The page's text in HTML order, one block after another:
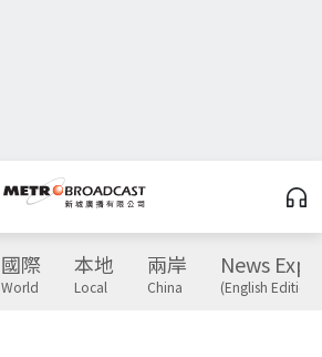
國際
World
本地
Local
兩岸
China
News
(English Edition)